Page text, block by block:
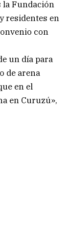
la Fundación
residentes en
con
un día para
de arena
en el
en Curuzú»,